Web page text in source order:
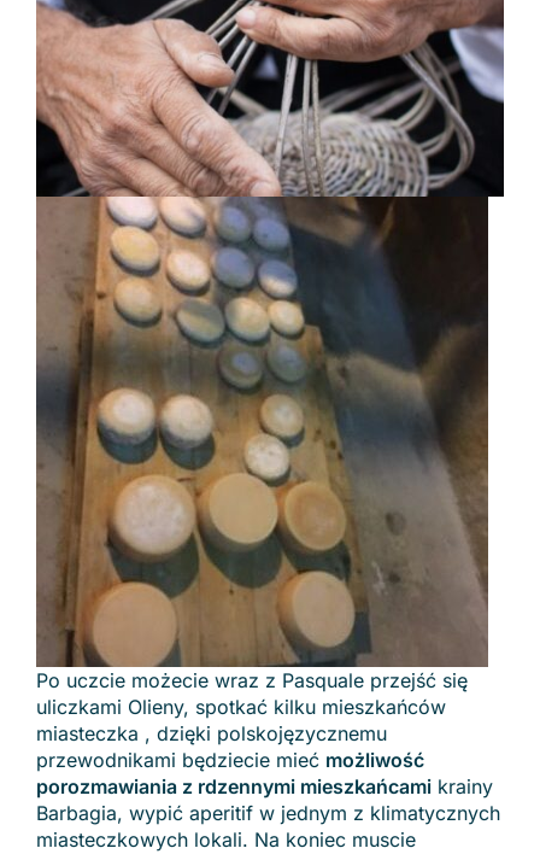
Po uczcie możecie wraz z Pasquale przejść się
uliczkami Olieny, spotkać kilku mieszkańców
miasteczka , dzięki polskojęzycznemu
przewodnikami będziecie mieć możliwość
porozmawiania z rdzennymi mieszkańcami krainy
Barbagia, wypić aperitif w jednym z klimatycznych
miasteczkowych lokali. Na koniec muscie